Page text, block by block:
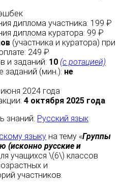
диплома участника: 199 ₽
диплома куратора: 99 ₽
(участника и куратора) при
249 ₽
и заданий: 10 (с ротацией)
заданий (мин.): не
2024 года
4 октября 2025 года
знаний: Русский язык
языку на тему «Группы
(исконно русские и
учащихся \(6\) классов
и
участников.